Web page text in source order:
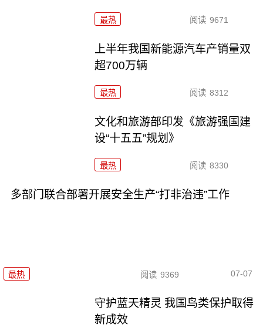
最热 阅读 9671
上半年我国新能源汽车产销量双
超700万辆
最热 阅读 8312
文化和旅游部印发《旅游强国建
设“十五五”规划》
最热 阅读 8330
多部门联合部署开展安全生产“打非治违”工作
最热 阅读 9369 07-07
守护蓝天精灵 我国鸟类保护取得
新成效